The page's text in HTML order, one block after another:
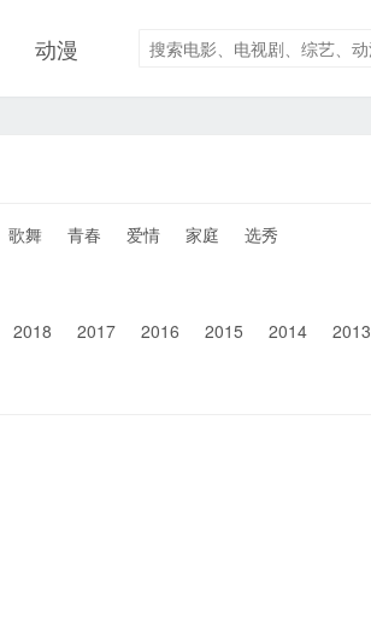
动漫
歌舞 青春 爱情 家庭
选秀
2018 2017 2016 2015 2014 2013